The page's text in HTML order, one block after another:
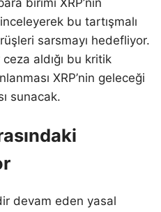
bu tartışmalı
sarsmayı hedefliyor.
ceza aldığı bu kritik
XRP’nin geleceği
sunacak.
devam eden yasal